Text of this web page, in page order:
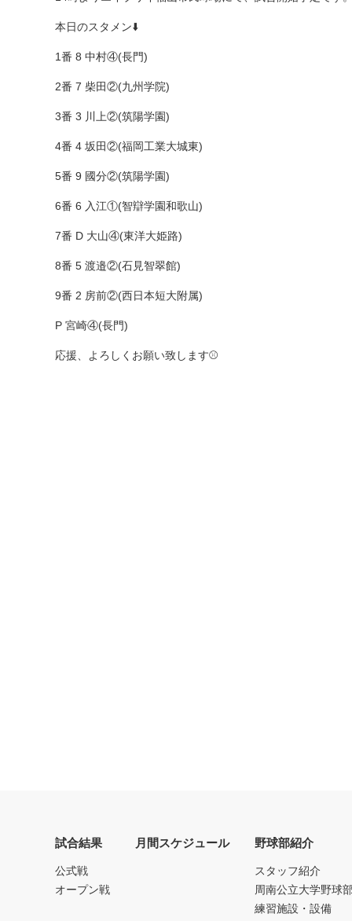
本日のスタメン⬇️
1番 8 中村④(長門)
2番 7 柴田②(九州学院)
3番 3 川上②(筑陽学園)
4番 4 坂田②(福岡工業大城東)
5番 9 國分②(筑陽学園)
6番 6 入江①(智辯学園和歌山)
7番 D 大山④(東洋大姫路)
8番 5 渡邉②(石見智翠館)
9番 2 房前②(西日本短大附属)
P 宮崎④(長門)
応援、よろしくお願い致します⚾️
試合結果
公式戦
オープン戦
月間スケジュール 野球部紹介
スタッフ紹介
周南公立大学野球
練習施設・設備